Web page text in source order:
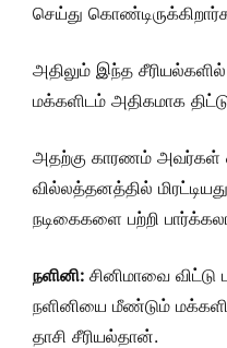
செய்து
அதிலும் இந்த
மக்களிடம் அதிகமாக
அதற்கு காரணம் அவர்கள்
வில்லத்தனத்தில்
நடிகைகளை பற்றி
நளினி: சினிமாவை
நளினியை மீண்டும்
தாசி சீரியல்தான்.